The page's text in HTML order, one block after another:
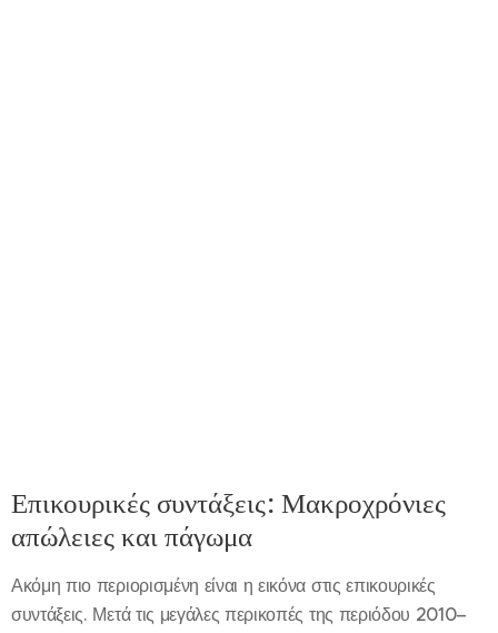
Επικουρικές συντάξεις: Μακροχρόνιες
απώλειες και πάγωμα
Ακόμη πιο περιορισμένη είναι η εικόνα στις επικουρικές
συντάξεις. Μετά τις μεγάλες περικοπές της περιόδου 2010–